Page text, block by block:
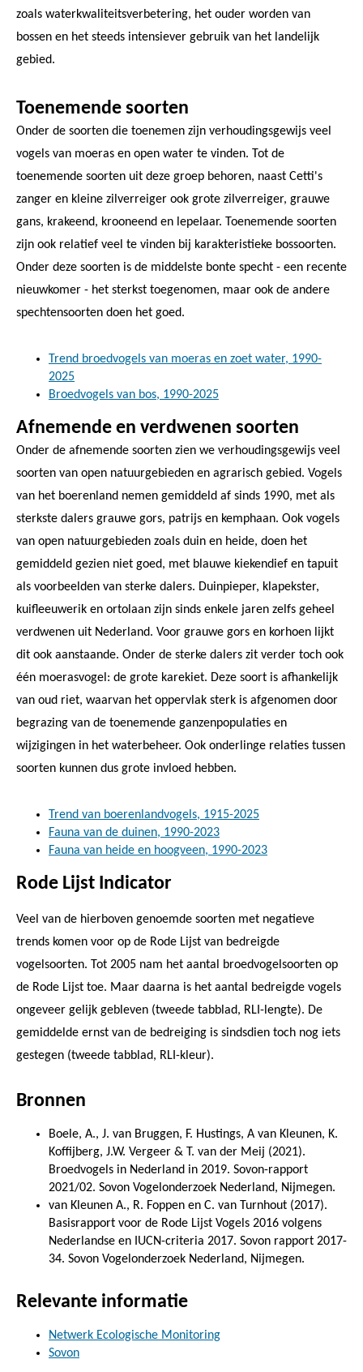
zoals waterkwaliteitsverbetering, het ouder worden van
bossen en het steeds intensiever gebruik van het landelijk
gebied.
Toenemende soorten
Onder de soorten die toenemen zijn verhoudingsgewijs veel
vogels van moeras en open water te vinden. Tot de
toenemende soorten uit deze groep behoren, naast Cetti's
zanger en kleine zilverreiger ook grote zilverreiger, grauwe
gans, krakeend, krooneend en lepelaar. Toenemende soorten
zijn ook relatief veel te vinden bij karakteristieke bossoorten.
Onder deze soorten is de middelste bonte specht - een recente
nieuwkomer - het sterkst toegenomen, maar ook de andere
spechtensoorten doen het goed.
Trend broedvogels van moeras en zoet water, 1990-
2025
Broedvogels van bos, 1990-2025
Afnemende en verdwenen soorten
Onder de afnemende soorten zien we verhoudingsgewijs veel
soorten van open natuurgebieden en agrarisch gebied. Vogels
van het boerenland nemen gemiddeld af sinds 1990, met als
sterkste dalers grauwe gors, patrijs en kemphaan. Ook vogels
van open natuurgebieden zoals duin en heide, doen het
gemiddeld gezien niet goed, met blauwe kiekendief en tapuit
als voorbeelden van sterke dalers. Duinpieper, klapekster,
kuifleeuwerik en ortolaan zijn sinds enkele jaren zelfs geheel
verdwenen uit Nederland. Voor grauwe gors en korhoen lijkt
dit ook aanstaande. Onder de sterke dalers zit verder toch ook
één moerasvogel: de grote karekiet. Deze soort is afhankelijk
van oud riet, waarvan het oppervlak sterk is afgenomen door
begrazing van de toenemende ganzenpopulaties en
wijzigingen in het waterbeheer. Ook onderlinge relaties tussen
soorten kunnen dus grote invloed hebben.
Trend van boerenlandvogels, 1915-2025
Fauna van de duinen, 1990-2023
Fauna van heide en hoogveen, 1990-2023
Rode Lijst Indicator
Veel van de hierboven genoemde soorten met negatieve
trends komen voor op de Rode Lijst van bedreigde
vogelsoorten. Tot 2005 nam het aantal broedvogelsoorten op
de Rode Lijst toe. Maar daarna is het aantal bedreigde vogels
ongeveer gelijk gebleven (tweede tabblad, RLI-lengte). De
gemiddelde ernst van de bedreiging is sindsdien toch nog iets
gestegen (tweede tabblad, RLI-kleur).
Bronnen
Boele, A., J. van Bruggen, F. Hustings, A van Kleunen, K.
Koffijberg, J.W. Vergeer & T. van der Meij (2021).
Broedvogels in Nederland in 2019. Sovon-rapport
2021/02. Sovon Vogelonderzoek Nederland, Nijmegen.
van Kleunen A., R. Foppen en C. van Turnhout (2017).
Basisrapport voor de Rode Lijst Vogels 2016 volgens
Nederlandse en IUCN-criteria 2017. Sovon rapport 2017-
34. Sovon Vogelonderzoek Nederland, Nijmegen.
Relevante informatie
Netwerk Ecologische Monitoring
Sovon